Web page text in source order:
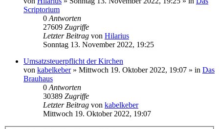
Scriptorium
0 Antworten
27609 Zugriffe
Letzter Beitrag von Hilarius
Sonntag 13. November 2022, 19:25
Umsatzsteuerpflicht der Kirchen
von kabelkeber» Mittwoch 19. Oktober 2022, 19:07 » in Das
Brauhaus
0 Antworten
30389 Zugriffe
Letzter Beitrag von kabelkeber
Mittwoch 19. Oktober 2022, 19:07